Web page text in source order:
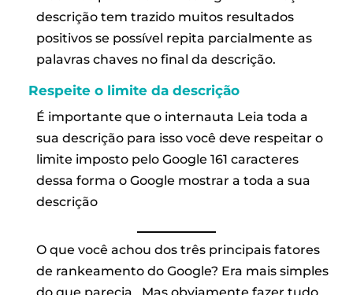
descrição tem trazido muitos resultados
positivos se possível repita parcialmente as
palavras chaves no final da descrição.
Respeite o limite da descrição
É importante que o internauta Leia toda a
sua descrição para isso você deve respeitar o
limite imposto pelo Google 161 caracteres
dessa forma o Google mostrar a toda a sua
descrição
O que você achou dos três principais fatores
de rankeamento do Google? Era mais simples
do que parecia . Mas obviamente fazer tudo